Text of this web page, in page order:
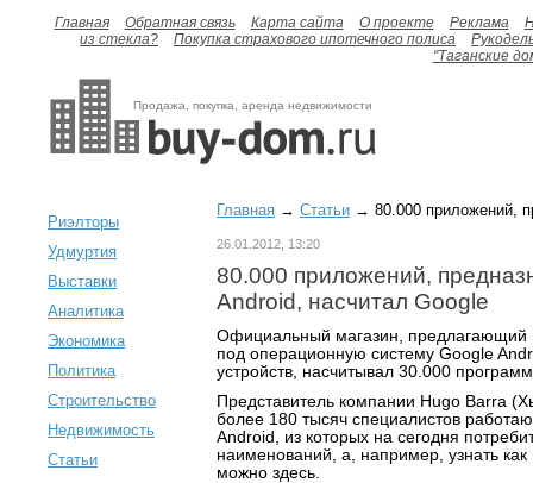
Главная Обратная связь Карта сайта О проекте Реклама
из стекла?
Покупка страхового ипотечного полиса
"Таганские
Продажа, покупка, аренда недвижимости
Риэлторы
Удмуртия
Выставки
Аналитика
Экономика
Политика
Строительство
Недвижимость
Статьи
Главная → Статьи → 80.000 приложений,
26.01.2012, 13:20
80.000 приложений,
Android, насчитал Google
Официальный магазин, предлагающий
под операционную систему Google
устройств, насчитывал 30.000
Представитель компании Hugo Barra
более 180 тысяч специалистов
Android, из которых на сегодня
наименований, а, например, узнать
можно здесь.